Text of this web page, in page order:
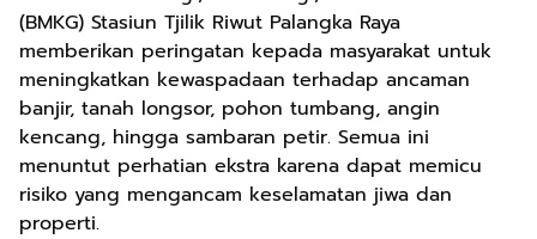
(BMKG) Stasiun Tjilik Riwut Palangka Raya
memberikan peringatan kepada masyarakat untuk
meningkatkan kewaspadaan terhadap ancaman
banjir, tanah longsor, pohon tumbang, angin
kencang, hingga sambaran petir. Semua ini
menuntut perhatian ekstra karena dapat memicu
risiko yang mengancam keselamatan jiwa dan
properti.